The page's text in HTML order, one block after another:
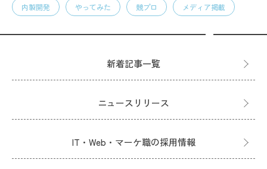
内製開発 やってみた 競プロ メディア掲載
新着記事一覧
ニュースリリース
IT・Web・マーケ職の採用情報